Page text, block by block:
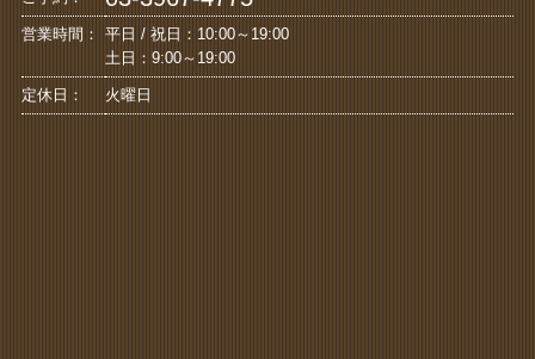
営業時間：
平日 / 祝日：10:00～19:00
土日：9:00～19:00
定休日： 火曜日